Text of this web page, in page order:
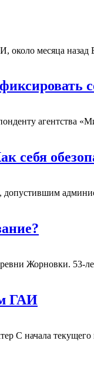
месяца назад
агентства
себя
Жорновки. 53-
ГАИ
C начала текущего